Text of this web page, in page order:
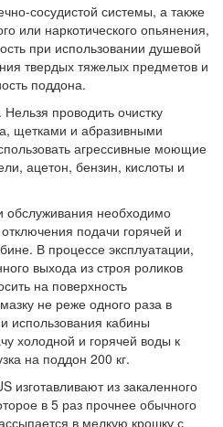
сосудистой системы, а также
или наркотического опьянения,
при использовании душевой
твердых тяжелых предметов и
поддона.
проводить очистку
щетками и абразивными
агрессивные моющие
ацетон, бензин, кислоты и
обслуживания необходимо
подачи горячей и
В процессе эксплуатации,
выхода из строя роликов
на поверхность
не реже одного раза в
использования кабины
холодной и горячей воды к
на поддон 200 кг.
изготавливают из закаленного
в 5 раз прочнее обычного
в мелкую крошку с